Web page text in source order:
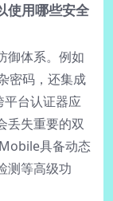
使用哪些安全
御体系。例如
密码，还集成
台认证器应
丢失重要的双
具备动态
测等高级功